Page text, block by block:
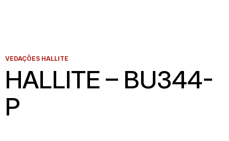
VEDAÇÕES HALLITE
HALLITE – BU344-
P